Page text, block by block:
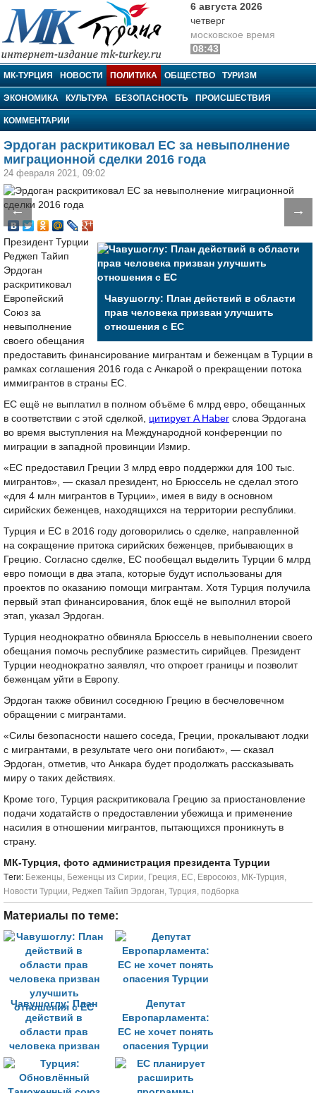
МК-Турция
6 августа 2026
четверг
московское время
08:43
МК-ТУРЦИЯ НОВОСТИ ПОЛИТИКА ОБЩЕСТВО ТУРИЗМ
ЭКОНОМИКА КУЛЬТУРА БЕЗОПАСНОСТЬ ПРОИСШЕСТВИЯ
КОММЕНТАРИИ
Эрдоган раскритиковал ЕС за невыполнение
миграционной сделки 2016 года
24 февраля 2021, 09:02
← →
Чавушоглу: План действий в области
прав человека призван улучшить
отношения с ЕС
Президент Турции
Реджеп Тайип
Эрдоган
раскритиковал
Европейский
Союз за
невыполнение
своего обещания
предоставить финансирование мигрантам и беженцам в Турции в
рамках соглашения 2016 года с Анкарой о прекращении потока
иммигрантов в страны ЕС.
ЕС ещё не выплатил в полном объёме 6 млрд евро, обещанных
в соответствии с этой сделкой, цитирует A Haber слова Эрдогана
во время выступления на Международной конференции по
миграции в западной провинции Измир.
«ЕС предоставил Греции 3 млрд евро поддержки для 100 тыс.
мигрантов», — сказал президент, но Брюссель не сделал этого
«для 4 млн мигрантов в Турции», имея в виду в основном
сирийских беженцев, находящихся на территории республики.
Турция и ЕС в 2016 году договорились о сделке, направленной
на сокращение притока сирийских беженцев, прибывающих в
Грецию. Согласно сделке, ЕС пообещал выделить Турции 6 млрд
евро помощи в два этапа, которые будут использованы для
проектов по оказанию помощи мигрантам. Хотя Турция получила
первый этап финансирования, блок ещё не выполнил второй
этап, указал Эрдоган.
Турция неоднократно обвиняла Брюссель в невыполнении своего
обещания помочь республике разместить сирийцев. Президент
Турции неоднократно заявлял, что откроет границы и позволит
беженцам уйти в Европу.
Эрдоган также обвинил соседнюю Грецию в бесчеловечном
обращении с мигрантами.
«Силы безопасности нашего соседа, Греции, прокалывают лодки
с мигрантами, в результате чего они погибают», — сказал
Эрдоган, отметив, что Анкара будет продолжать рассказывать
миру о таких действиях.
Кроме того, Турция раскритиковала Грецию за приостановление
подачи ходатайств о предоставлении убежища и применение
насилия в отношении мигрантов, пытающихся проникнуть в
страну.
МК-Турция, фото администрация президента Турции
Tеги: Беженцы, Беженцы из Сирии, Греция, ЕС, Евросоюз, МК-Турция,
Новости Турции, Реджеп Тайип Эрдоган, Турция, подборка
Материалы по теме:
Чавушоглу: План
действий в
области прав
человека призван
улучшить
отношения с ЕС
Депутат
Европарламента:
ЕС не хочет понять
опасения Турции